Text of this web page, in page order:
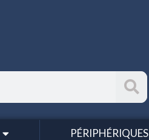
PÉRIPHÉRIQUES